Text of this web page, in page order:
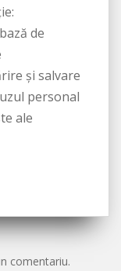
de
și salvare
personal
ale
comentariu.